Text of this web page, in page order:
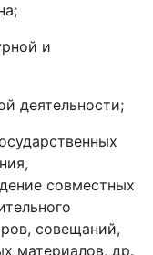
и
деятельности;
совместных
совещаний,
материалов, др.